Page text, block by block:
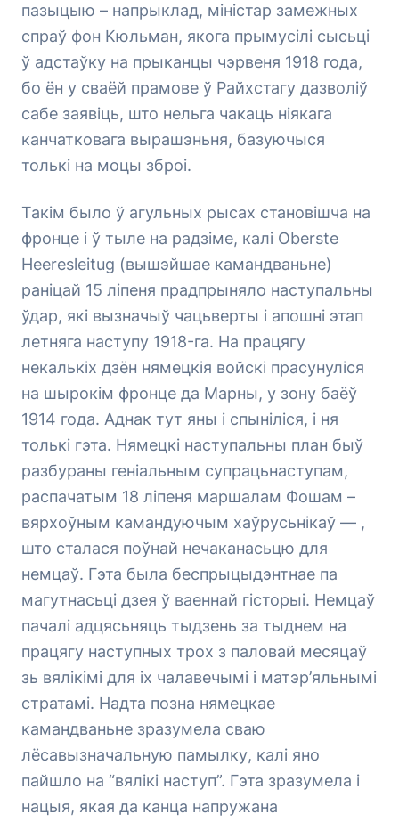
пазыцыю – напрыклад, міністар замежных
спраў фон Кюльман, якога прымусілі сысьці
ў адстаўку на прыканцы чэрвеня 1918 года,
бо ён у сваёй прамове ў Райхстагу дазволіў
сабе заявіць, што нельга чакаць ніякага
канчатковага вырашэньня, базуючыся
толькі на моцы зброі.
Такім было ў агульных рысах становішча на
фронце і ў тыле на радзіме, калі Oberste
Heeresleitug (вышэйшае камандваньне)
раніцай 15 ліпеня прадпрыняло наступальны
ўдар, які вызначыў чацьверты і апошні этап
летняга наступу 1918-га. На працягу
некалькіх дзён нямецкія войскі прасунуліся
на шырокім фронце да Марны, у зону баёў
1914 года. Аднак тут яны і спыніліся, і ня
толькі гэта. Нямецкі наступальны план быў
разбураны геніальным супрацьнаступам,
распачатым 18 ліпеня маршалам Фошам –
вярхоўным камандуючым хаўрусьнікаў — ,
што сталася поўнай нечаканасьцю для
немцаў. Гэта была беспрыцыдэнтнае па
магутнасьці дзея ў ваеннай гісторыі. Немцаў
пачалі адцясьняць тыдзень за тыднем на
працягу наступных трох з паловай месяцаў
зь вялікімі для іх чалавечымі і матэр’яльнымі
стратамі. Надта позна нямецкае
камандваньне зразумела сваю
лёсавызначальную памылку, калі яно
пайшло на “вялікі наступ”. Гэта зразумела і
нацыя, якая да канца напружана